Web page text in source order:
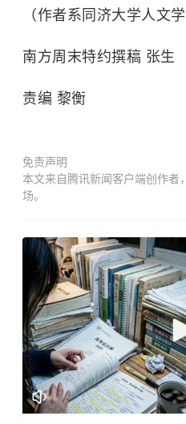
（作者系同济大学人文学
南方周末特约撰稿 张生
责编 黎衡
免责声明
本文来自腾讯新闻客户端创作者
场。